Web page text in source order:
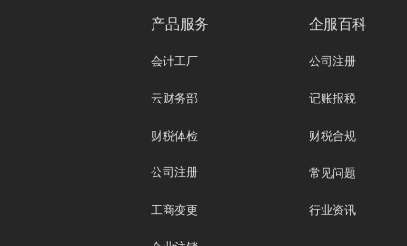
产品服务
会计工厂
云财务部
财税体检
公司注册
工商变更
企服百科
公司注册
记账报税
财税合规
常见问题
行业资讯